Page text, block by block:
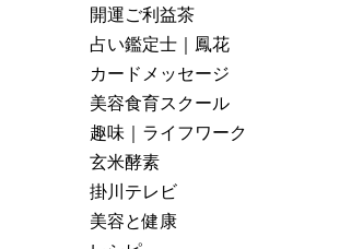
開運ご利益茶
占い鑑定士｜鳳花
カードメッセージ
美容食育スクール
趣味｜ライフワーク
玄米酵素
掛川テレビ
美容と健康